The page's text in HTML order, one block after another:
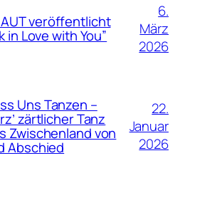
veröffentlicht
in Love with You”
6.
März
2026
Uns Tanzen –
zärtlicher Tanz
Zwischenland von
Abschied
22.
Januar
2026